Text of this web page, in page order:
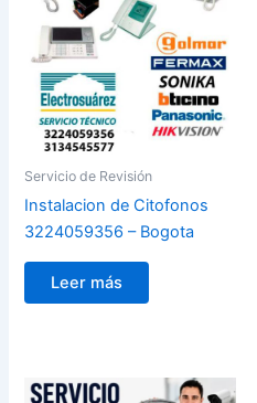
Servicio de Revisión
Instalacion de Citofonos
3224059356 – Bogota
Leer más